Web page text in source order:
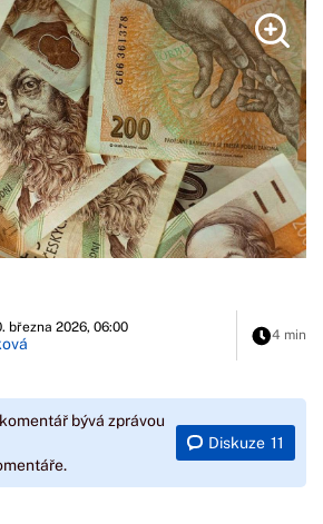
března 2026, 06:00
4 min
bývá zprávou
Diskuze 11